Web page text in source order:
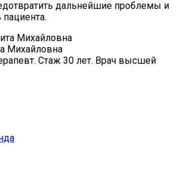
дальнейшие проблемы и
Михайловна
Стаж 30 лет. Врач высшей